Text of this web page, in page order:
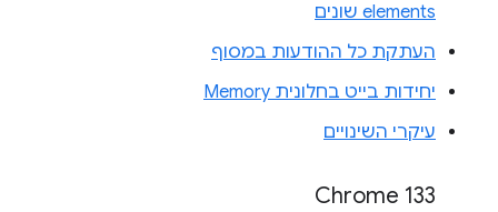
elements שונים
העתקת כל ההודעות במסוף
יחידות בייט בחלונית Memory
עיקרי השינויים
Chrome 133